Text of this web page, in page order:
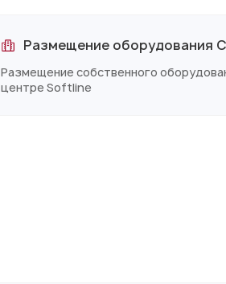
Размещение оборудования
Размещение собственного
центре Softline